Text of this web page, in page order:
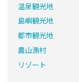
温泉観光地
島嶼観光地
都市観光地
農山漁村
リゾート